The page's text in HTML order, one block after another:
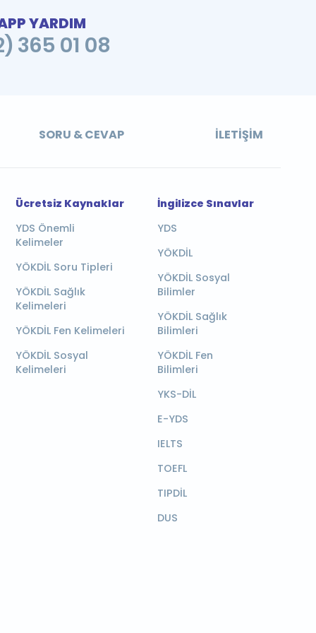
YARDIM
365 01 08
SORU & CEVAP İLETIŞIM
Ücretsiz Kaynaklar
YDS Önemli
Kelimeler
YÖKDİL Soru Tipleri
YÖKDİL Sağlık
Kelimeleri
YÖKDİL Fen Kelimeleri
YÖKDİL Sosyal
Kelimeleri
İngilizce Sınavlar
YDS
YÖKDİL
YÖKDİL Sosyal
Bilimler
YÖKDİL Sağlık
Bilimleri
YÖKDİL Fen
Bilimleri
YKS-DİL
E-YDS
IELTS
TOEFL
TIPDİL
DUS